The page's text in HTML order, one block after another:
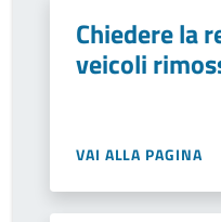
Chiedere la
veicoli
VAI ALLA PAGINA